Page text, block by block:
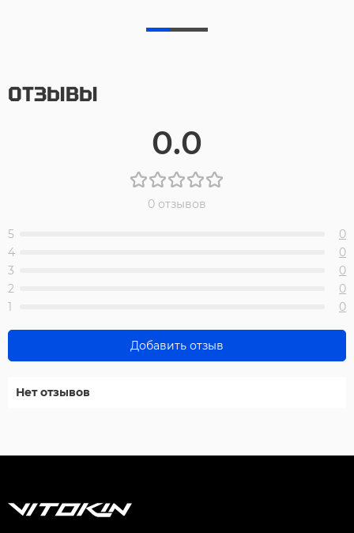
ОТЗЫВЫ
0.0
0 отзывов
5
0
4
0
3
0
2
0
1
0
Добавить отзыв
Нет отзывов